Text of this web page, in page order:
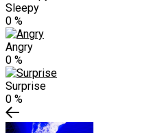
Sleepy
0 %
Angry
0 %
Surprise
0 %